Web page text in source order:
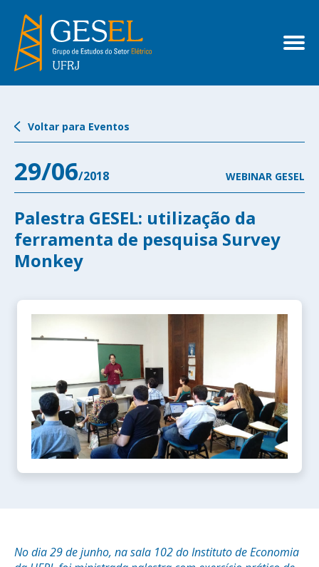
Voltar para Eventos
29/06/2018 WEBINAR GESEL
Palestra GESEL: utilização da
ferramenta de pesquisa Survey
Monkey
No dia 29 de junho, na sala 102 do Instituto de Economia